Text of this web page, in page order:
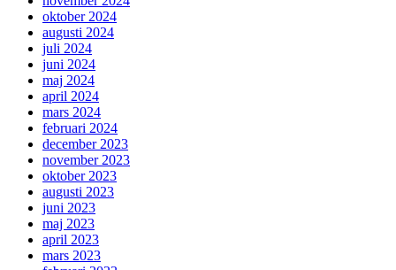
oktober 2024
augusti 2024
juli 2024
juni 2024
maj 2024
april 2024
mars 2024
februari 2024
december 2023
november 2023
oktober 2023
augusti 2023
juni 2023
maj 2023
april 2023
mars 2023